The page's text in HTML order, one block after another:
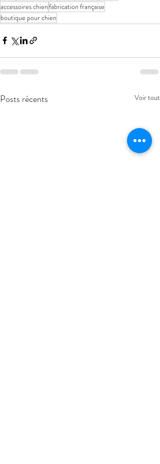
accessoires chienfabrication française
boutique pour chien
Posts récents Voir tout